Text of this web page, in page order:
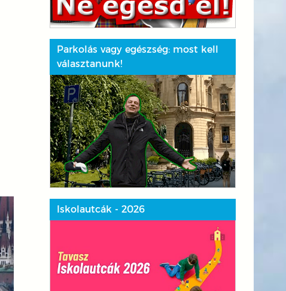
Parkolás vagy egészség: most kell
választanunk!
Iskolautcák - 2026